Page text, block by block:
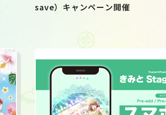
save）キャンペーン開催